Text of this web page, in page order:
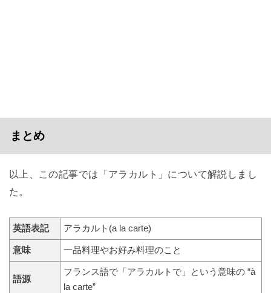
まとめ
以上、この記事では「アラカルト」について解説しまし
た。
英語表記 アラカルト(a la carte)
意味 一品料理やお好み料理のこと
語源
フランス語で「アラカルトで」という意味の “à
la carte”